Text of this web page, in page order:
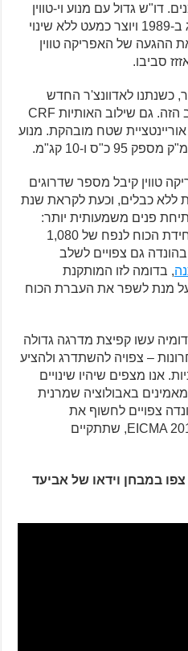
דו"ש גדול עם מנוע וי-טווין
וגלגל קדמי בקוטר "21, שהוצג ב-1989 ויוצר כמעט ללא שינוי
את ההגעה של האפריקה טווין
כשנתנו לאדוונצ'ר החדש
שלהם את השם הכל כך מחייב הזה. גם שילוב האותיות CRF
שטח מובהקת. מנוע
טווין קיבל מספר שדרוגים
ללא כבלים, וכעת לקראת שנת
מתיחת פנים משמעותית יותר:
בראש ובראשונה לעבות את יחידת הכוח לנפח של 1,080
, בדומה לזו המותקנת
מנת לשפר את העברת הכוח
עשו קפיצת מדרגה גדולה
– צפויה להשתדרג ולהציע
אנו מצפים שיהיו שינויים
מאמינים באבולוציה שמרנית
צפויים לחשוף את
האפריקה החדש בתערוכת EICMA 2019, שתתקיים
צפו במבחן וידאו של אביעד